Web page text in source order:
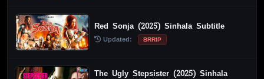
Red Sonja (2025) Sinhala Subtitle
Updated: BRRIP
The Ugly Stepsister (2025) Sinhala